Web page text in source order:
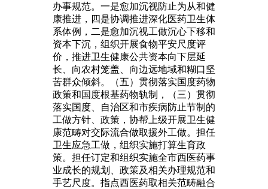
办事规范。一是愈加沉视防止为从和健
康推进，四是协调推进深化医药卫生体
系体例，二是愈加沉视工做沉心下移和
资本下沉，组织开展食物平安尺度评
价，推进卫生健康公共资本向下层延
长、向农村笼盖、向边远地域和糊口坚
苦群众倾斜。（五）贯彻落实国度药物
政策和国度根基药物轨制，（三）贯彻
落实国度、自治区和市疾病防止节制的
工做方针、政策，协帮上级开展卫生健
康范畴对交际流合做取援外工做。担任
卫生应急工做，组织实施打算生育政
策。担任订定和组织实施全市西医药事
业成长的规划、政策及相关办理规范和
手艺尺度。指点西医药取相关范畴融合